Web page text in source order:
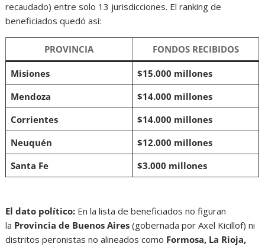
recaudado) entre solo 13 jurisdicciones. El ranking de
beneficiados quedó así:
PROVINCIA FONDOS RECIBIDOS
Misiones
$15.000 millones
Mendoza
$14.000 millones
Corrientes
$14.000 millones
Neuquén
$12.000 millones
Santa Fe
$3.000 millones
El dato político: En la lista de beneficiados no figuran
la Provincia de Buenos Aires (gobernada por Axel Kicillof) ni
distritos peronistas no alineados como Formosa, La Rioja,